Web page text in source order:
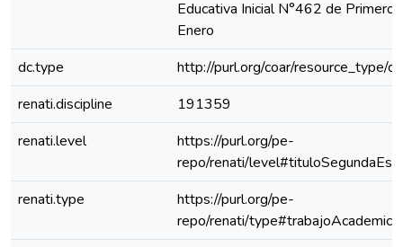
Educativa Inicial N°462 de Primero
Enero
dc.type
http://purl.org/coar/resource_type/
renati.discipline
191359
renati.level
https://purl.org/pe-
repo/renati/
renati.type
https://purl.org/pe-
repo/renati/type#trabajoAcademico